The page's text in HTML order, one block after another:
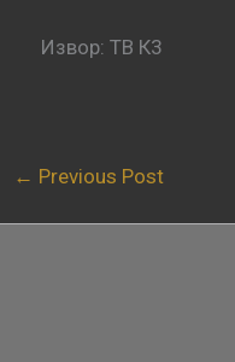
Извор: ТВ К3
← Previous Post